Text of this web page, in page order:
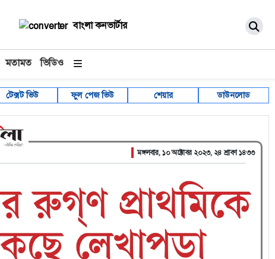
বাংলা কনভার্টার
মতামত ভিডিও
টেক্সট ভিউ ফুল পেজ ভিউ শেয়ার ডাউনলোড
মঙ্গলবার, ১০ অক্টোবর ২০২৩, ২৪ শ্রাবণ ১৪৩৩